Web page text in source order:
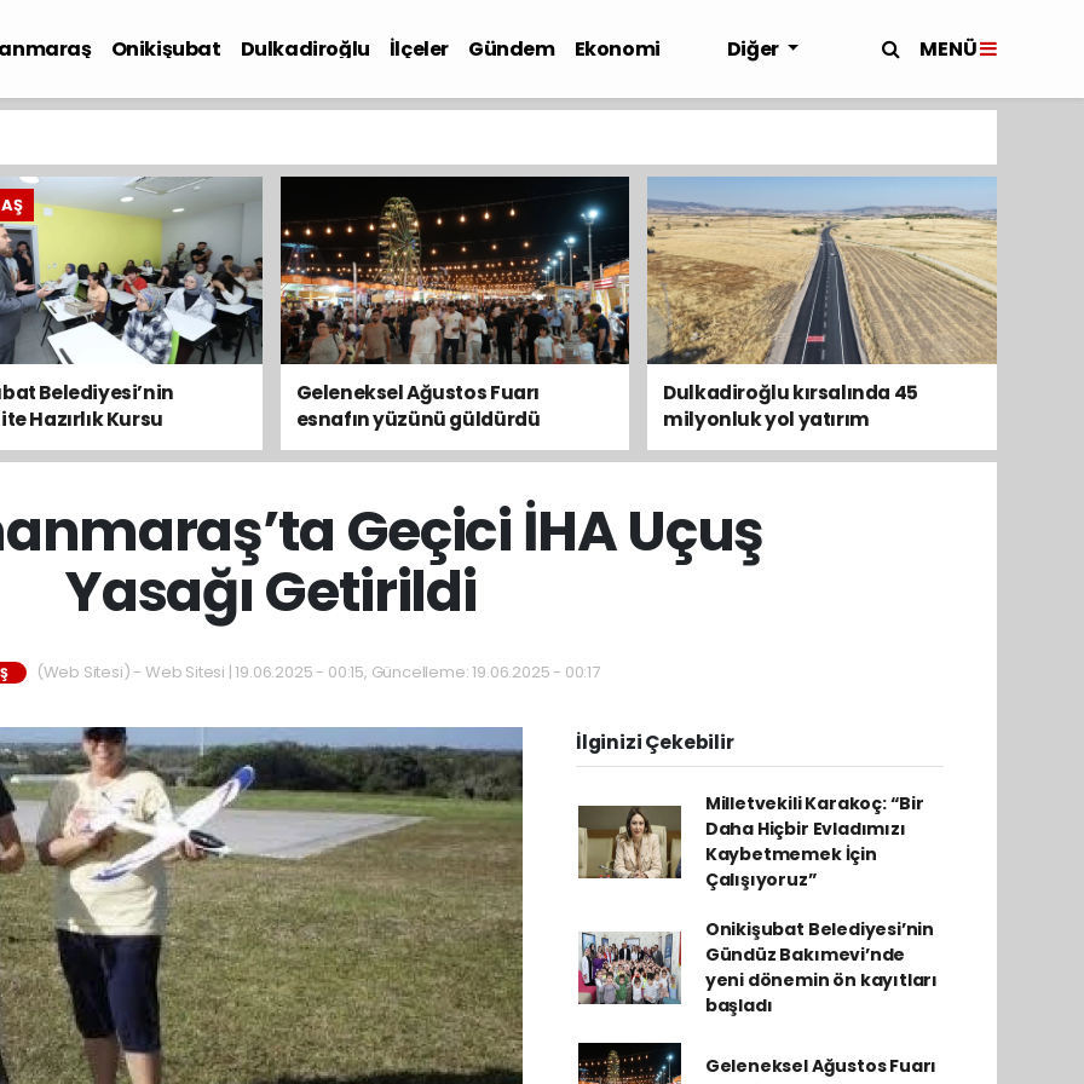
Onikişubat Dulkadiroğlu İlçeler Gündem
Ekonomi
Diğer MENÜ
Belediyesi’nin
Hazırlık Kursu
son gün 7
Geleneksel Ağustos Fuarı
esnafın yüzünü güldürdü
Dulkadiroğlu kırsalında 45
milyonluk yol yatırım
tamamladı
Geçici İHA Uçuş
Yasağı Getirildi
(Web Sitesi) - Web Sitesi | 19.06.2025 - 00:15, Güncelleme: 19.06.2025 - 00:17
İlginizi Çekebilir
Milletvekili Karakoç: “Bir
Daha Hiçbir Evladımızı
Kaybetmemek İçin
Çalışıyoruz”
Onikişubat Belediyesi’nin
Gündüz Bakımevi’nde
yeni dönemin ön kayıtları
başladı
Geleneksel Ağustos Fuarı